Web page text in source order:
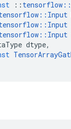
:: tensorflow ::
:: Input
:: Input
:: Input
dtype,